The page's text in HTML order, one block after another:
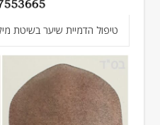
טיפול הדמיית שיער בשיטת